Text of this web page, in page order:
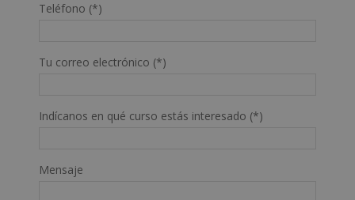
Teléfono (*)
Tu correo electrónico (*)
Indícanos en qué curso estás interesado (*)
Mensaje